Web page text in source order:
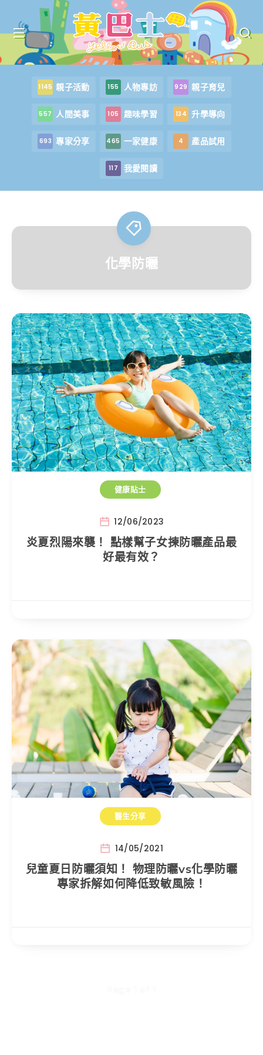
1145 親子活動 155 人物專訪 929 親子育兒
557 人間美事 105 趣味學習 134 升學導向
693 專家分享 465 一家健康 4 產品試用
117 我愛閱讀
化學防曬
健康貼士
12/06/2023
炎夏烈陽來襲！ 點樣幫子女揀防曬產品最
好最有效？
醫生分享
14/05/2021
兒童夏日防曬須知！ 物理防曬vs化學防曬
專家拆解如何降低致敏風險！